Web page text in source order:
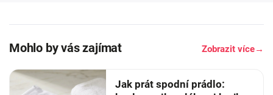
Mohlo by vás zajímat Zobrazit více→
Jak prát spodní prádlo: